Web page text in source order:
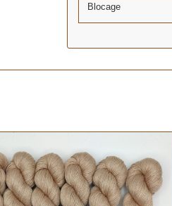
Blocage